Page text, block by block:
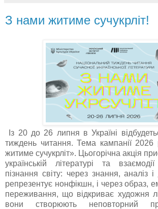
З нами житиме сучукрліт!
Із 20 до 26 липня в Україні
тиждень читання. Тема кампанії
житиме сучукрліт». Цьогорічна акція
українській літературі та
пізнання світу: через знання, аналіз і
репрезентує нонфікшн, і через образ,
переживання, що відкриває художня
вони створюють неповторний